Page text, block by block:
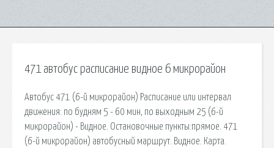
471 автобус расписание видное 6 микрорайон
Автобус 471 (6-й микрорайон) Расписание или интервал
движения: по будням 5 - 60 мин, по выходным 25 (6-й
микрорайон) - Видное. Остановочные пункты:прямое. 471
(6-й микрорайон) автобусный маршрут. Видное. Карта.